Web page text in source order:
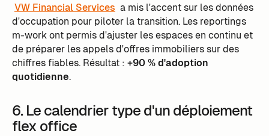
VW Financial Services a mis l'accent sur les données
d'occupation pour piloter la transition. Les reportings
m-work ont permis d'ajuster les espaces en continu et
de préparer les appels d'offres immobiliers sur des
chiffres fiables. Résultat : +90 % d'adoption
quotidienne.
6. Le calendrier type d'un déploiement
flex office